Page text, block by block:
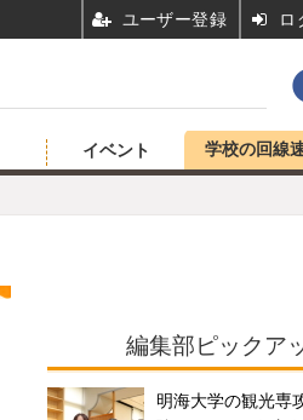
イベント 学校の回線
編集部ピックア
明海大学の観光専
ユーザー登録 ロ